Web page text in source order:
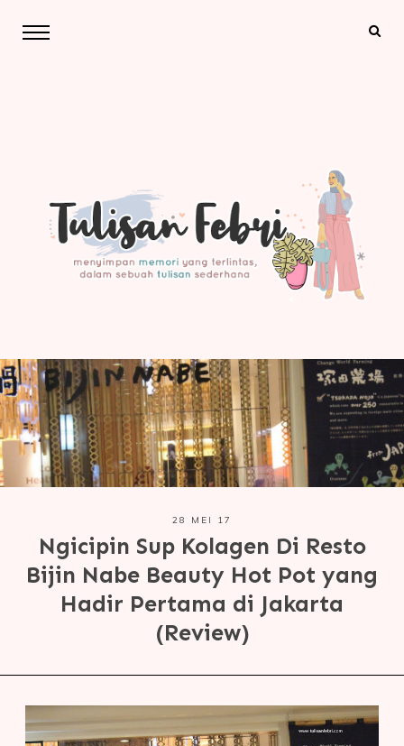
28 MEI 17
Ngicipin Sup Kolagen Di Resto
Bijin Nabe Beauty Hot Pot yang
Hadir Pertama di Jakarta
(Review)